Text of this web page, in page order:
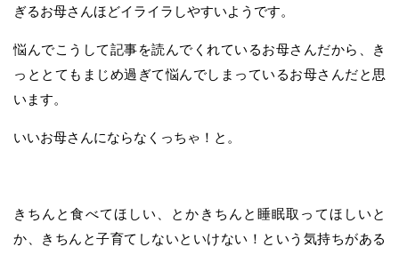
ぎるお母さんほどイライラしやすいようです。
悩んでこうして記事を読んでくれているお母さんだから、き
っととてもまじめ過ぎて悩んでしまっているお母さんだと思
います。
いいお母さんにならなくっちゃ！と。
きちんと食べてほしい、とかきちんと睡眠取ってほしいと
か、きちんと子育てしないといけない！という気持ちがある